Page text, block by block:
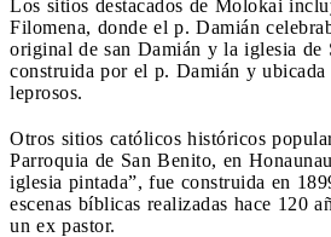
Los sitios destacados de Molokai
Filomena, donde el p. Damián
original de san Damián y la iglesia de
construida por el p. Damián y
leprosos.
Otros sitios católicos históricos
Parroquia de San Benito, en
iglesia pintada”, fue construida en
escenas bíblicas realizadas hace 120
un ex pastor.